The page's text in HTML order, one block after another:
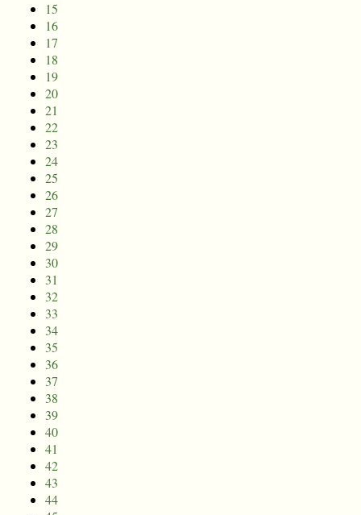
15
16
17
18
19
20
21
22
23
24
25
26
27
28
29
30
31
32
33
34
35
36
37
38
39
40
41
42
43
44